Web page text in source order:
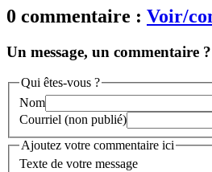
0 commentaire : Voir/
Un message, un commentaire ?
Qui êtes-vous ?
Nom
Courriel (non publié)
Ajoutez votre commentaire ici
Texte de votre message